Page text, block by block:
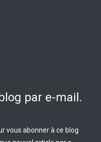
par e-mail.
vous abonner à ce blog